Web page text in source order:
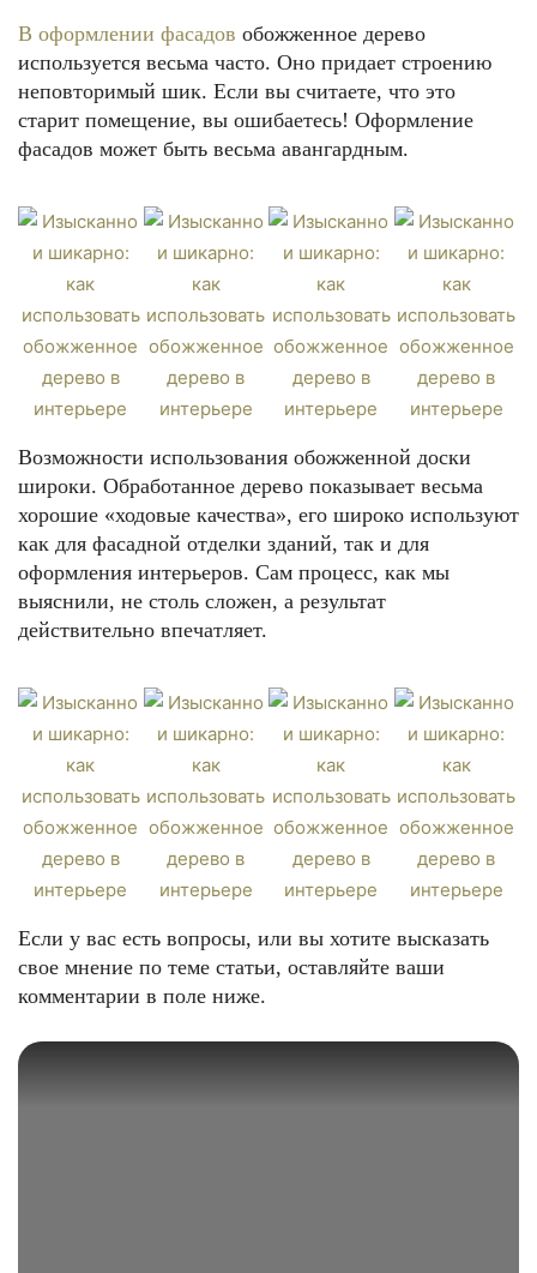
В оформлении фасадов обожженное дерево
используется весьма часто. Оно придает строению
неповторимый шик. Если вы считаете, что это
старит помещение, вы ошибаетесь! Оформление
фасадов может быть весьма авангардным.
Возможности использования обожженной доски
широки. Обработанное дерево показывает весьма
хорошие «ходовые качества», его широко используют
как для фасадной отделки зданий, так и для
оформления интерьеров. Сам процесс, как мы
выяснили, не столь сложен, а результат
действительно впечатляет.
Если у вас есть вопросы, или вы хотите высказать
свое мнение по теме статьи, оставляйте ваши
комментарии в поле ниже.